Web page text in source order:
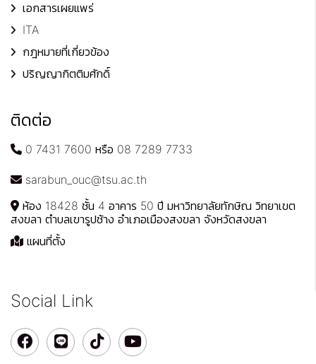
เอกสารเผยแพร่
ITA
กฎหมายที่เกี่ยวข้อง
ปริญญากิตติมศักดิ์
ติดต่อ
0 7431 7600 หรือ 08 7289 7733
sarabun_ouc@tsu.ac.th
ห้อง 18428 ชั้น 4 อาคาร 50 ปี มหาวิทยาลัยทักษิณ วิทยาเขต
สงขลา ตำบลเขารูปช้าง อำเภอเมืองสงขลา จังหวัดสงขลา
แผนที่ตั้ง
Social Link